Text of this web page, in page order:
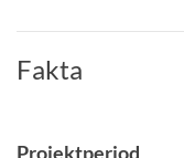
Fakta
Projektperiod